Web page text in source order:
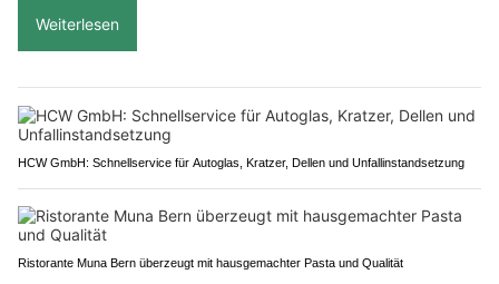
Weiterlesen
HCW GmbH: Schnellservice für Autoglas, Kratzer, Dellen und Unfallinstandsetzung
Ristorante Muna Bern überzeugt mit hausgemachter Pasta und Qualität